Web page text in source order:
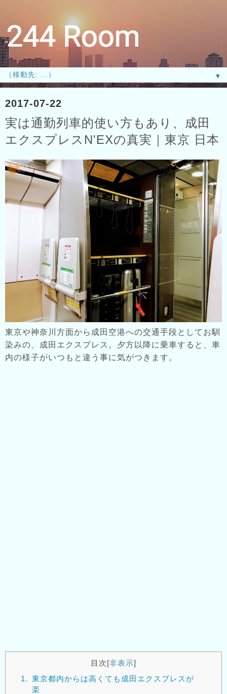
▼
2017-07-22
実は通勤列車的使い方もあり、成田
エクスプレスN'EXの真実｜東京 日本
東京や神奈川方面から成田空港への交通手段としてお馴
染みの、成田エクスプレス。夕方以降に乗車すると、車
内の様子がいつもと違う事に気がつきます。
目次[非表示]
1. 東京都内からは高くても成田エクスプレスが
楽